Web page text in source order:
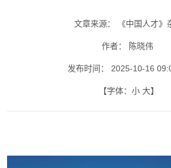
文章来源： 《中国人才》
作者： 陈晓伟
发布时间： 2025-10-16
【字体： 小 大】